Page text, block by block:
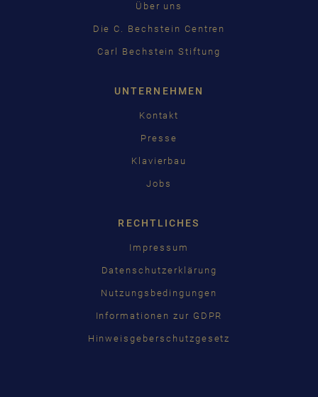
Über uns
Die C. Bechstein Centren
Carl Bechstein Stiftung
UNTERNEHMEN
Kontakt
Presse
Klavierbau
Jobs
RECHTLICHES
Impressum
Datenschutzerklärung
Nutzungsbedingungen
Informationen zur GDPR
Hinweisgeberschutzgesetz